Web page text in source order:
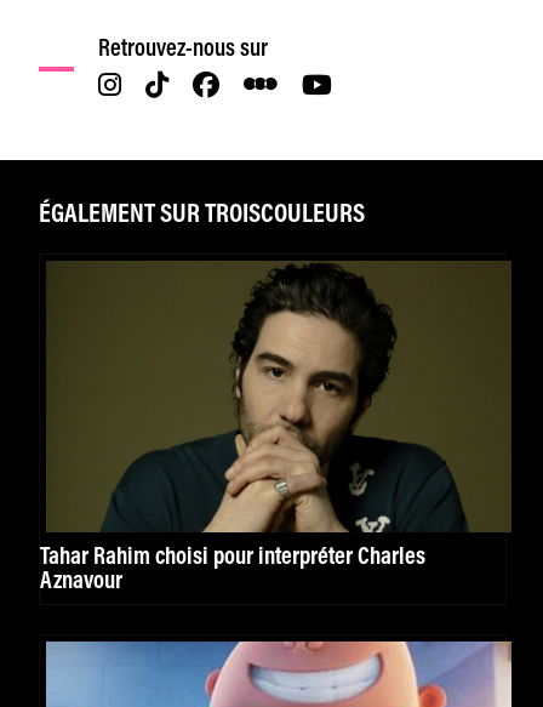
Retrouvez-nous sur
ÉGALEMENT SUR TROISCOULEURS
Tahar Rahim choisi pour interpréter Charles
Aznavour